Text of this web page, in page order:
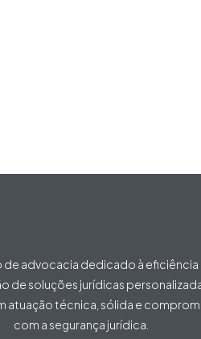
de advocacia dedicado à eficiência
de soluções jurídicas
atuação técnica, sólida e
com a segurança jurídica.